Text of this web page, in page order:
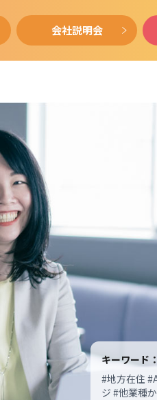
会社説明会
キーワード：
#地方在住
ジ #他業種